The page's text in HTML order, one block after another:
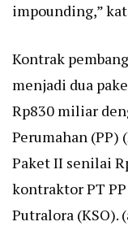
impounding,”
Kontrak
menjadi dua
Rp830 miliar
Perumahan (PP)
Paket II senilai
kontraktor PT
Putralora (KSO).